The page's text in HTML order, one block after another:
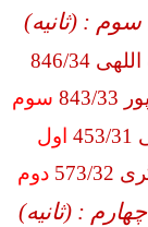
: (ثانیه)
846/34
33
سوم
اول
32
دوم
: (ثانیه)